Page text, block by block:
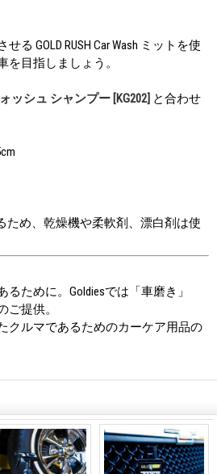
る GOLD RUSH Car Wash ミットを使
を目指しましょう。
ォッシュ シャンプー [KG202] と合わせ
め、乾燥機や柔軟剤、漂白剤は使
ために。Goldiesでは「車磨き」
ご提供。
クルマであるためのカーケア用品の